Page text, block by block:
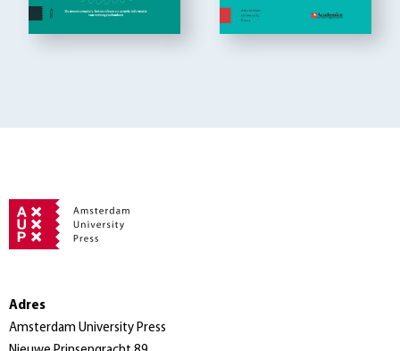
Adres
Amsterdam University Press